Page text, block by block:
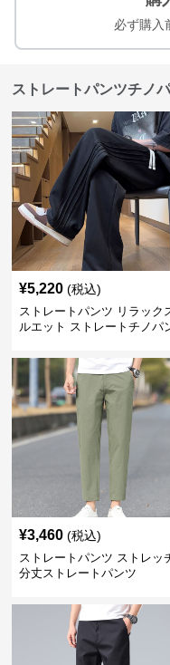
必ず購入
ストレートパンツチノ
¥5,220 (税込)
ストレートパンツ リラック
ルエット ストレートチノパ
¥3,460 (税込)
ストレートパンツ ストレッ
分丈ストレートパンツ